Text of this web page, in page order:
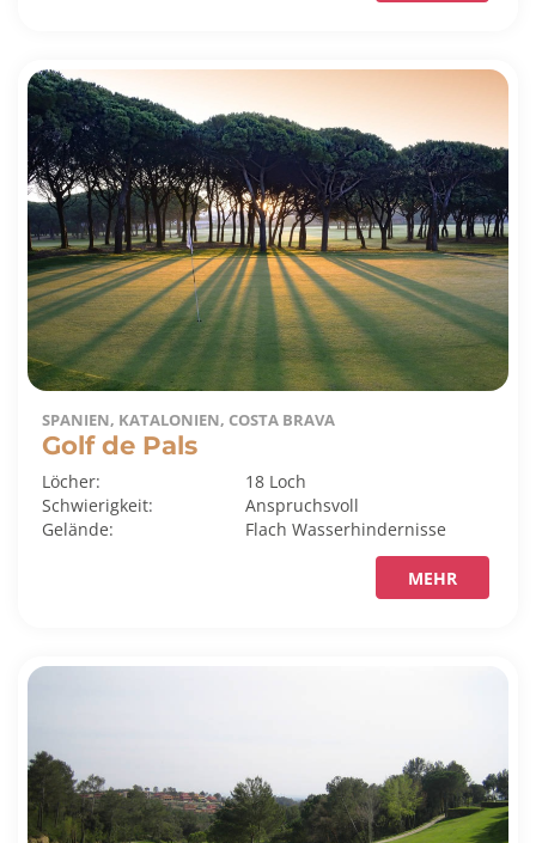
SPANIEN, KATALONIEN, COSTA BRAVA
Golf de Pals
Löcher:
18 Loch
Schwierigkeit:
Anspruchsvoll
Gelände:
FlachWasserhindernisse
MEHR